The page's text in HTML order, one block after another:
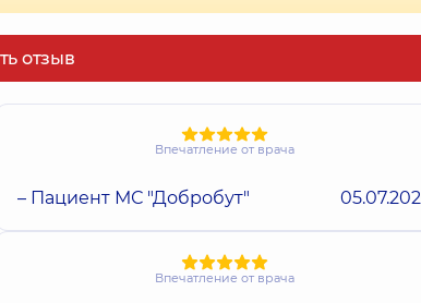
отзыв
Впечатление от врача
– Пациент МС "Добробут"
Впечатление от врача